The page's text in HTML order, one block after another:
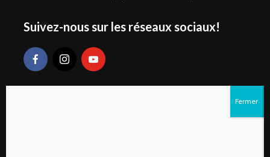
Suivez-nous sur les réseaux sociaux!